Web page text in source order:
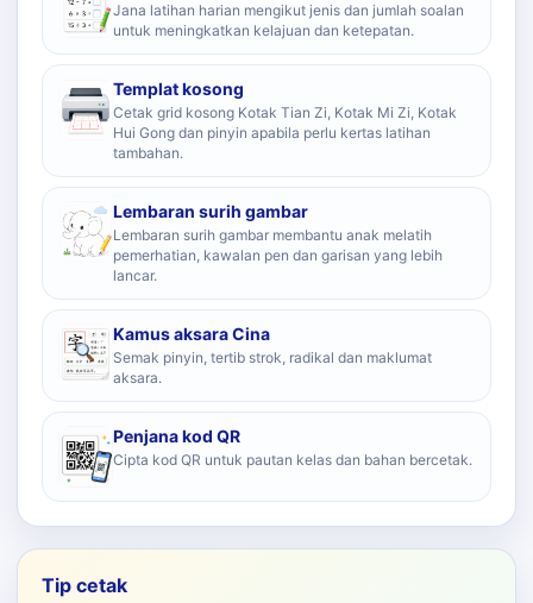
Jana latihan harian mengikut jenis dan jumlah soalan
untuk meningkatkan kelajuan dan ketepatan.
Templat kosong
Cetak grid kosong Kotak Tian Zi, Kotak Mi Zi, Kotak
Hui Gong dan pinyin apabila perlu kertas latihan
tambahan.
Lembaran surih gambar
Lembaran surih gambar membantu anak melatih
pemerhatian, kawalan pen dan garisan yang lebih
lancar.
Kamus aksara Cina
Semak pinyin, tertib strok, radikal dan maklumat
aksara.
Penjana kod QR
Cipta kod QR untuk pautan kelas dan bahan bercetak.
Tip cetak